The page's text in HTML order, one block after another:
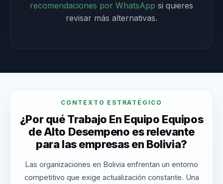
recomendaciones por WhatsApp si quieres
revisar más alternativas.
CONTEXTO ESTRATÉGICO
¿Por qué Trabajo En Equipo Equipos
de Alto Desempeno es relevante
para las empresas en Bolivia?
Las organizaciones en Bolivia enfrentan un entorno
competitivo que exige actualización constante. Una